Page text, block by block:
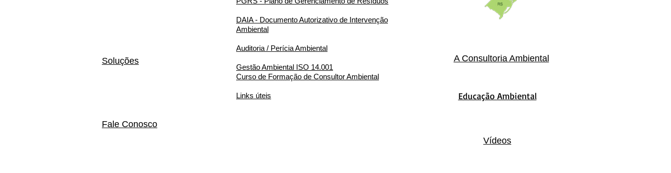
Soluções
DAIA - Documento Autorizativo de Intervenção
Ambiental
Auditoria / Perícia Ambiental
Gestão Ambiental ISO 14.001
Curso de Formação de Consultor Ambiental
Links úteis
A Consultoria Ambiental
Educação Ambiental
Fale Conosco
Vídeos